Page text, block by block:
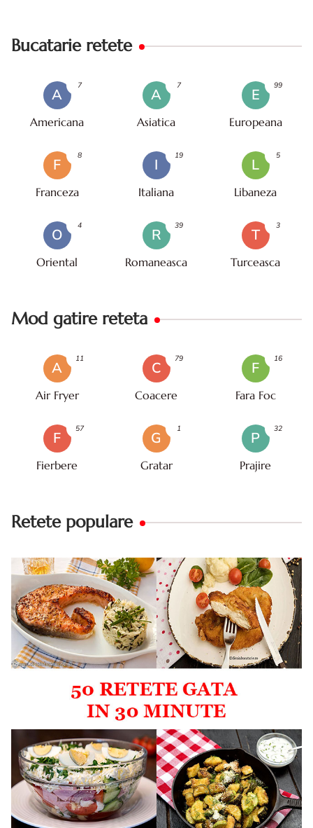
Bucatarie retete
A
Americana
7
A
Asiatica
7
E
Europeana
99
F
Franceza
8
I
Italiana
19
L
Libaneza
5
O
Oriental
4
R
Romaneasca
39
T
Turceasca
3
Mod gatire reteta
A
Air Fryer
11
C
Coacere
79
F
Fara Foc
16
F
Fierbere
57
G
Gratar
1
P
Prajire
32
Retete populare